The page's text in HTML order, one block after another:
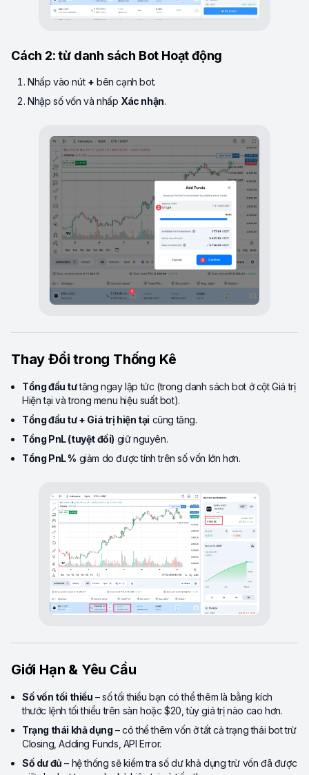
Cách 2: từ danh sách Bot Hoạt động
Nhấp vào nút + bên cạnh bot.
Nhập số vốn và nhấp Xác nhận.
Thay Đổi trong Thống Kê
Tổng đầu tưtăng ngay lập tức (trong danh sách bot ở cột Giá trị
Hiện tại và trong menu hiệu suất bot).
Tổng đầu tư + Giá trị hiện tại cũng tăng.
Tổng PnL (tuyệt đối) giữ nguyên.
Tổng PnL % giảm do được tính trên số vốn lớn hơn.
Giới Hạn & Yêu Cầu
Số vốn tối thiểu – số tối thiểu bạn có thể thêm là bằng kích
thước lệnh tối thiểu trên sàn hoặc $20, tùy giá trị nào cao hơn.
Trạng thái khả dụng – có thể thêm vốn ở tất cả trạng thái bot trừ
Closing, Adding Funds, API Error.
Số dư đủ – hệ thống sẽ kiểm tra số dư khả dụng trừ vốn đã được